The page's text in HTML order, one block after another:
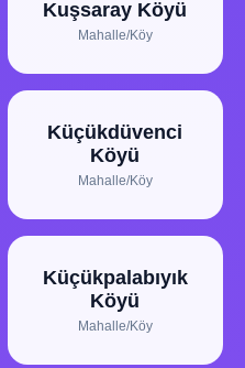
Kuşsaray Köyü
Mahalle/Köy
Küçükdüvenci
Köyü
Mahalle/Köy
Küçükpalabıyık
Köyü
Mahalle/Köy